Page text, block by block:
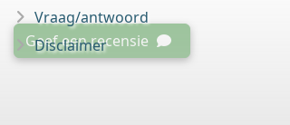
Geef een recensie
Vraag/antwoord
Disclaimer